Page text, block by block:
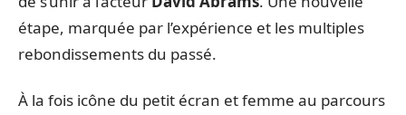
étape, marquée par l’expérience et les multiples
rebondissements du passé.
À la fois icône du petit écran et femme au parcours